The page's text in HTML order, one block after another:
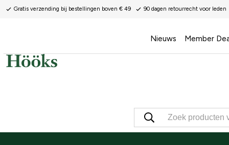
Gratis verzending bij bestellingen boven € 49 90 dagen retourrecht voor leden
Nieuws Member